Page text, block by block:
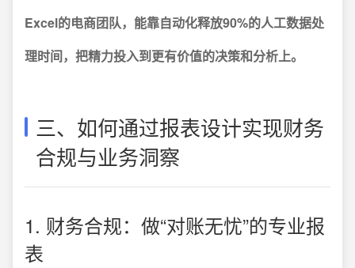
Excel的电商团队，能靠自动化释放90%的人工数据处
理时间，把精力投入到更有价值的决策和分析上。
三、如何通过报表设计实现财务
合规与业务洞察
1. 财务合规：做“对账无忧”的专业报
表